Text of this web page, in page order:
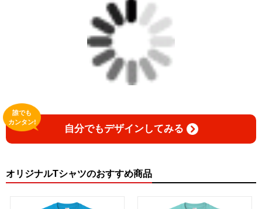
自分でもデザインしてみる
誰でも
カンタン!
オリジナルTシャツのおすすめ商品